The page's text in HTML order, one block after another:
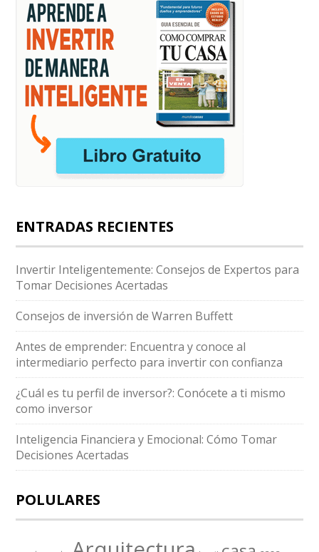
ENTRADAS RECIENTES
Invertir Inteligentemente: Consejos de Expertos para
Tomar Decisiones Acertadas
Consejos de inversión de Warren Buffett
Antes de emprender: Encuentra y conoce al
intermediario perfecto para invertir con confianza
¿Cuál es tu perfil de inversor?: Conócete a ti mismo
como inversor
Inteligencia Financiera y Emocional: Cómo Tomar
Decisiones Acertadas
POLULARES